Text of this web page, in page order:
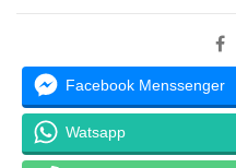
Facebook Menssenger
Watsapp